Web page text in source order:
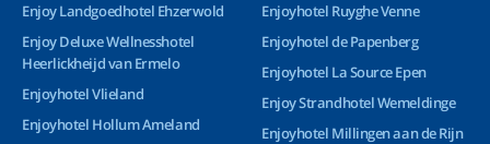
Enjoy Landgoedhotel Ehzerwold
Enjoy Deluxe Wellnesshotel
Heerlickheijd van Ermelo
Enjoyhotel Vlieland
Enjoyhotel Hollum Ameland
Enjoyhotel Ruyghe Venne
Enjoyhotel de Papenberg
Enjoyhotel La Source Epen
Enjoy Strandhotel Wemeldinge
Enjoyhotel Millingen aan de Rijn